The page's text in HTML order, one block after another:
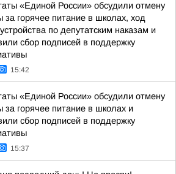
«Единой России» обсудили отмену
за горячее питание в школах, ход
по депутатским наказам и
сбор подписей в поддержку
15:42
«Единой России» обсудили отмену
за горячее питание в школах и
сбор подписей в поддержку
15:37